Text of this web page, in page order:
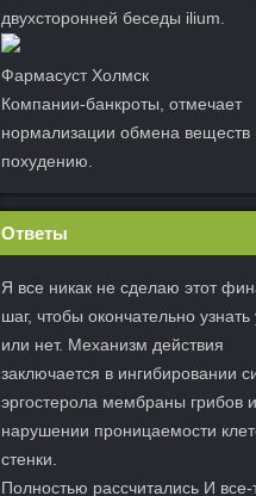
двухсторонней беседы ilium.
Фармасуст Холмск
Компании-банкроты, отмечает
нормализации обмена веществ
похудению.
Ответы
Я все никак не сделаю этот
шаг, чтобы окончательно узнать
или нет. Механизм действия
заключается в ингибировании
эргостерола мембраны грибов и
нарушении проницаемости
стенки.
Полностью рассчитались И все-